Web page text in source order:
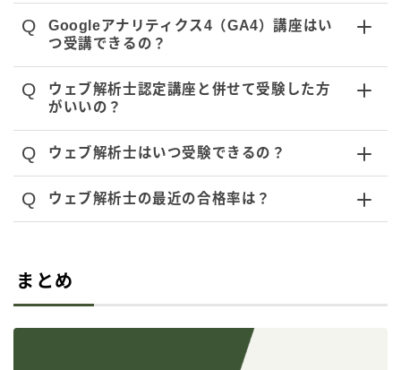
Q
Googleアナリティクス4（GA4）講座はい
つ受講できるの？
Q
ウェブ解析士認定講座と併せて受験した方
がいいの？
Q ウェブ解析士はいつ受験できるの？
Q ウェブ解析士の最近の合格率は？
まとめ